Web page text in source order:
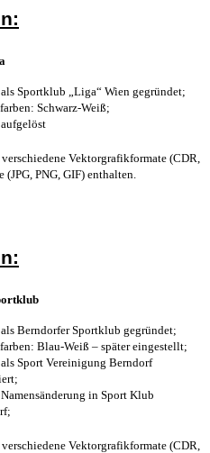
Sportklub „Liga“ Wien gegründet;
Schwarz-Weiß;
Vektorgrafikformate (CDR,
PNG, GIF) enthalten.
Berndorfer Sportklub gegründet;
Blau-Weiß – später eingestellt;
Sport Vereinigung Berndorf
in Sport Klub
Vektorgrafikformate (CDR,